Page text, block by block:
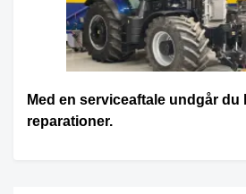
Med en serviceaftale undgår du
reparationer.